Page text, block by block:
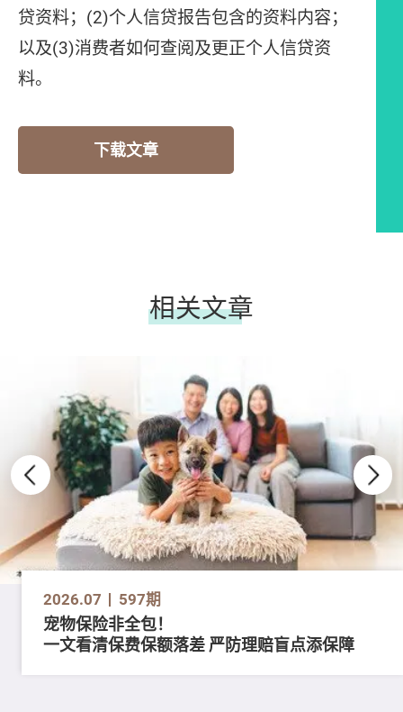
贷资料；(2)个人信贷报告包含的资料内容；
以及(3)消费者如何查阅及更正个人信贷资
料。
下载文章
相关文章
2026.07 597期
宠物保险非全包！
一文看清保费保额落差 严防理赔盲点添保障